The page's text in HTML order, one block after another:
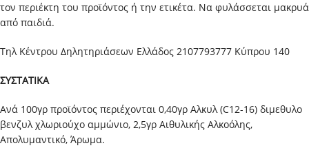
τον περιέκτη του προϊόντος ή την ετικέτα. Να φυλάσσεται μακρυά
από παιδιά.
Τηλ Κέντρου Δηλητηριάσεων Ελλάδος 2107793777 Κύπρου 140
ΣΥΣΤΑΤΙΚΑ
Ανά 100γρ προϊόντος περιέχονται 0,40γρ Αλκυλ (C12-16) διμεθυλο
βενζυλ χλωριούχο αμμώνιο, 2,5γρ Αιθυλικής Αλκοόλης,
Απολυμαντικό, Άρωμα.